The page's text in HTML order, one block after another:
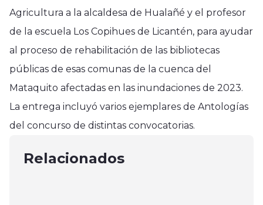
Agricultura a la alcaldesa de Hualañé y el profesor
de la escuela Los Copihues de Licantén, para ayudar
al proceso de rehabilitación de las bibliotecas
públicas de esas comunas de la cuenca del
Mataquito afectadas en las inundaciones de 2023.
La entrega incluyó varios ejemplares de Antologías
del concurso de distintas convocatorias.
Relacionados
Región del Maule
Seremi de Salud confirma casos de
escarlatina y llama a reforzar
agosto 1, 2025
Región del Maule
personas en situación de calle
Conciliación de la Vida Personal,